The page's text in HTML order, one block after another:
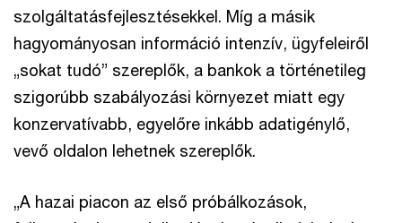
szolgáltatásfejlesztésekkel. Míg a másik
hagyományosan információ intenzív, ügyfeleiről
„sokat tudó” szereplők, a bankok a történetileg
szigorúbb szabályozási környezet miatt egy
konzervatívabb, egyelőre inkább adatigénylő,
vevő oldalon lehetnek szereplők.
„A hazai piacon az első próbálkozások,